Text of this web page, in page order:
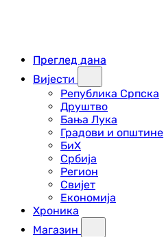
Преглед дана
Вијести
Република Српска
Друштво
Бања Лука
Градови и општине
БиХ
Србија
Регион
Свијет
Економија
Хроника
Магазин